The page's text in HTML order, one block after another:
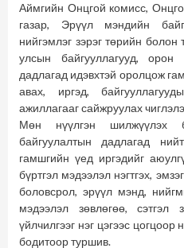
Аймгийн Онцгой комисс,
газар, Эрүүл мэндийн
нийгэмлэг зэрэг төрийн
улсын байгууллагууд, орон
дадлагад идэвхтэй оролцож
авах, иргэд,
ажиллагааг сайжруулах
Мөн нүүлгэн шилжүүлэх
байгуулалтын дадлагад
гамшгийн үед иргэдийг
бүртгэл мэдээлэл нэгтгэх,
боловсрол, эрүүл мэнд,
мэдээлэл зөвлөгөө, сэтгэл
үйлчилгээг нэг цэгээс цогцоор
бодитоор туршив.